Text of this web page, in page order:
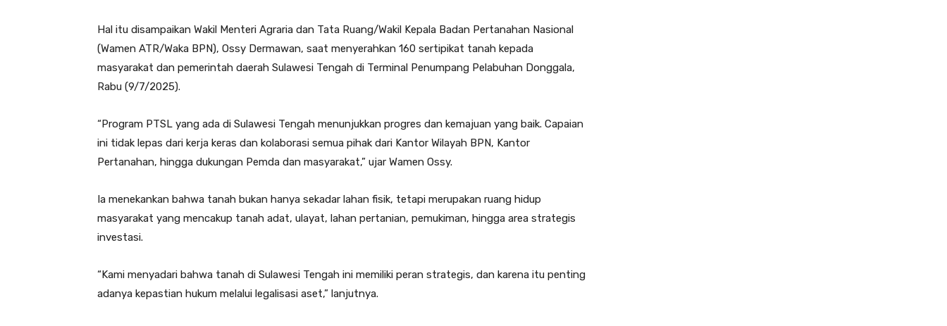
Hal itu disampaikan Wakil Menteri Agraria dan Tata Ruang/Wakil Kepala Badan Pertanahan Nasional
(Wamen ATR/Waka BPN), Ossy Dermawan, saat menyerahkan 160 sertipikat tanah kepada
masyarakat dan pemerintah daerah Sulawesi Tengah di Terminal Penumpang Pelabuhan Donggala,
Rabu (9/7/2025).
“Program PTSL yang ada di Sulawesi Tengah menunjukkan progres dan kemajuan yang baik. Capaian
ini tidak lepas dari kerja keras dan kolaborasi semua pihak dari Kantor Wilayah BPN, Kantor
Pertanahan, hingga dukungan Pemda dan masyarakat,” ujar Wamen Ossy.
Ia menekankan bahwa tanah bukan hanya sekadar lahan fisik, tetapi merupakan ruang hidup
masyarakat yang mencakup tanah adat, ulayat, lahan pertanian, pemukiman, hingga area strategis
investasi.
“Kami menyadari bahwa tanah di Sulawesi Tengah ini memiliki peran strategis, dan karena itu penting
adanya kepastian hukum melalui legalisasi aset,” lanjutnya.